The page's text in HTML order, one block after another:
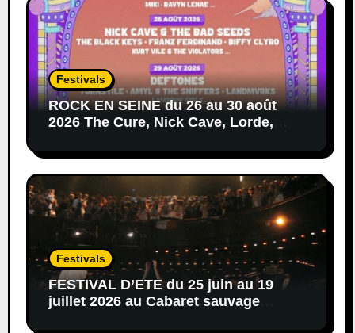
Festivals
ROCK EN SEINE du 26 au 30 août
2026 The Cure, Nick Cave, Lorde,
Festivals
FESTIVAL D’ETE du 25 juin au 19
juillet 2026 au Cabaret sauvage